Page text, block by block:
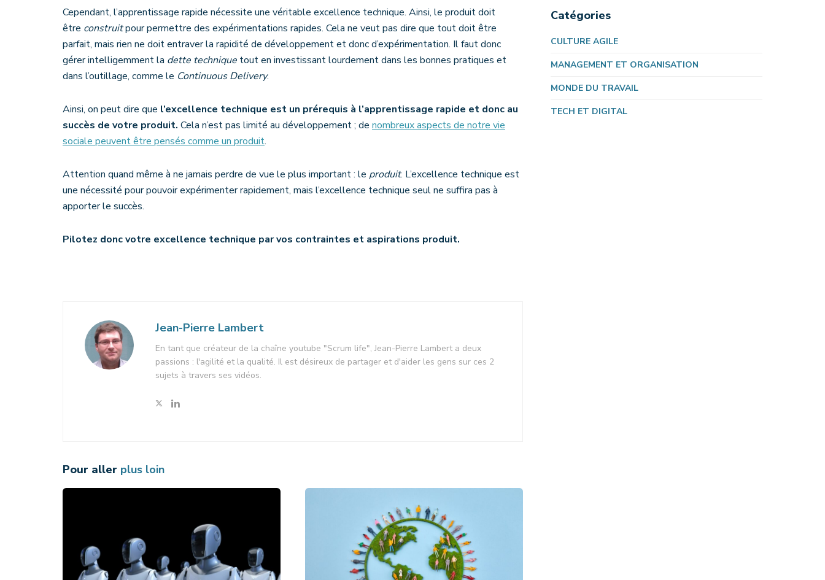
Cependant, l’apprentissage rapide nécessite une véritable excellence technique. Ainsi, le produit doit
être construitpour permettre des expérimentations rapides. Cela ne veut pas dire que tout doit être
parfait, mais rien ne doit entraver la rapidité de développement et donc d’expérimentation. Il faut donc
gérer intelligemment la dette technique tout en investissant lourdement dans les bonnes pratiques et
dans l’outillage, comme le Continuous Delivery.
Ainsi, on peut dire que l’excellence technique est un prérequis à l’apprentissage rapide et donc au
succès de votre produit. Cela n’est pas limité au développement ; de nombreux aspects de notre vie
sociale peuvent être pensés comme un produit.
Attention quand même à ne jamais perdre de vue le plus important : le produit. L’excellence technique est
une nécessité pour pouvoir expérimenter rapidement, mais l’excellence technique seul ne suffira pas à
apporter le succès.
Pilotez donc votre excellence technique par vos contraintes et aspirations produit.
Jean-Pierre Lambert
En tant que créateur de la chaîne youtube "Scrum life", Jean-Pierre Lambert a deux
passions : l'agilité et la qualité. Il est désireux de partager et d'aider les gens sur ces 2
sujets à travers ses vidéos.
Pour aller plus loin
Catégories
CULTURE AGILE
MANAGEMENT ET ORGANISATION
MONDE DU TRAVAIL
TECH ET DIGITAL